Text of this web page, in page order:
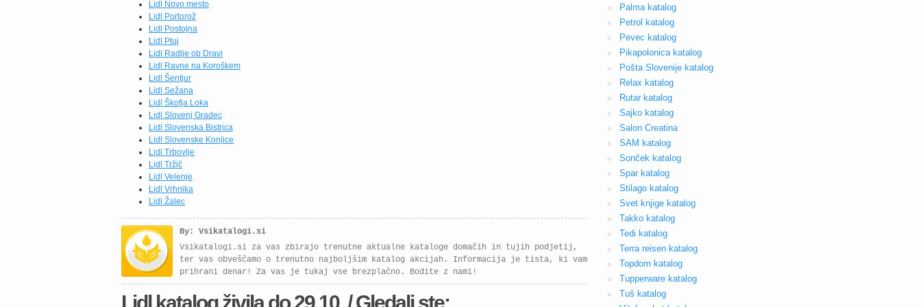
Lidl Novo mesto
Lidl Portorož
Lidl Postojna
Lidl Ptuj
Lidl Radlje ob Dravi
Lidl Ravne na Koroškem
Lidl Šentjur
Lidl Sežana
Lidl Škofja Loka
Lidl Slovenj Gradec
Lidl Slovenska Bistrica
Lidl Slovenske Konjice
Lidl Trbovlje
Lidl Tržič
Lidl Velenje
Lidl Vrhnika
Lidl Žalec
By: Vsikatalogi.si
Vsikatalogi.si za vas zbirajo trenutne aktualne kataloge domačih in tujih podjetij,
ter vas obveščamo o trenutno najboljšim katalog akcijah. Informacija je tista, ki vam
prihrani denar! Za vas je tukaj vse brezplačno. Bodite z nami!
Palma katalog
Petrol katalog
Pevec katalog
Pikapolonica katalog
Pošta Slovenije katalog
Relax katalog
Rutar katalog
Sajko katalog
Salon Creatina
SAM katalog
Sonček katalog
Spar katalog
Stilago katalog
Svet knjige katalog
Takko katalog
Tedi katalog
Terra reisen katalog
Topdom katalog
Tupperware katalog
Tuš katalog